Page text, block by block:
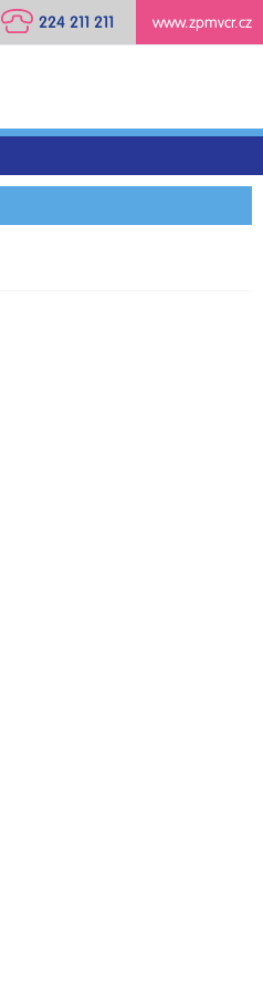
www.zpmvcr.cz
224 211 211